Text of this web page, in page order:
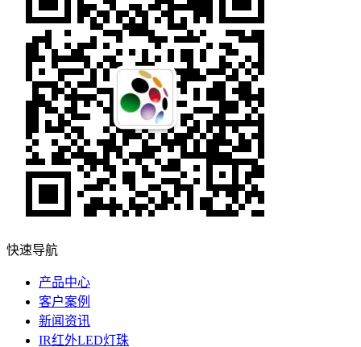
快速导航
产品中心
客户案例
新闻资讯
IR红外LED灯珠